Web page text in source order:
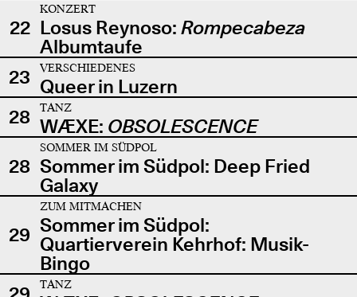
22
KONZERT
Losus Reynoso: Rompecabeza
Albumtaufe
23
VERSCHIEDENES
Queer in Luzern
28
TANZ
WÆXE: OBSOLESCENCE
28
SOMMER IM SÜDPOL
Sommer im Südpol: Deep Fried
Galaxy
29
ZUM MITMACHEN
Sommer im Südpol:
Quartierverein Kehrhof: Musik-
Bingo
TANZ